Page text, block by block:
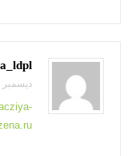
ديسمبر 9, 2025 الي 2:19 ص